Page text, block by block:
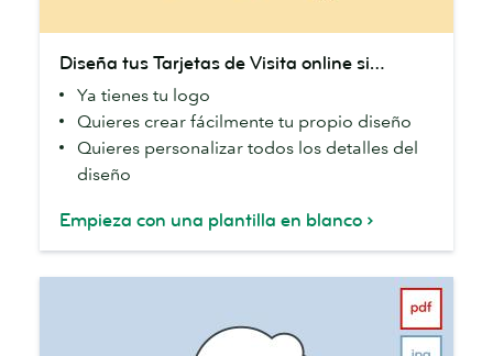
tus
Tarjetas
Visita
online
Diseña tus Tarjetas de Visita online si…
Ya tienes tu logo
Quieres crear fácilmente tu propio diseño
Quieres personalizar todos los detalles del
diseño
Empieza con una plantilla en blanco